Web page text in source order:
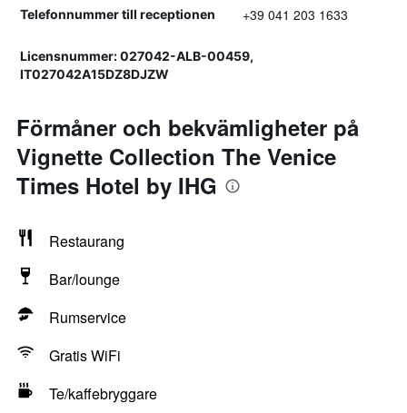
Telefonnummer till receptionen +39 041 203 1633
Licensnummer: 027042-ALB-00459,
IT027042A15DZ8DJZW
Förmåner och bekvämligheter på
Vignette Collection The Venice
Times Hotel by IHG
Restaurang
Bar/lounge
Rumservice
Gratis WiFi
Te/kaffebryggare